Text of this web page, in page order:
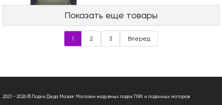
Показать еще товары
1 2 3 Вперед
2021 - 2026 © Лодки Деда Мазая. Магазин надувных лодок ПВХ и лодочных моторов